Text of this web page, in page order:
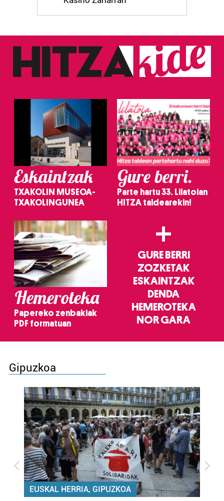
Eskaintzak
TXAKOLIN MUSEOA-
TXAKOLINGUNEA
Gure berri.
Parte hartu 33. Lilatoian
HITZA taldearekin!
Hemeroteka
Papereko zenbakiak
PDF formatuan
+
GURE BERRI
ZOZKETAK
ESKAINTZAK
DENDA
HEMEROTEKA
NOR GARA
Gipuzkoa
EUSKAL HERRIA, GIPUZKOA